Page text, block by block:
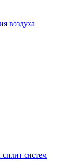
воздуха
систем